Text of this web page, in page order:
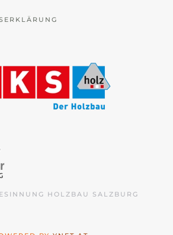
HOLZBAU SALZBURG